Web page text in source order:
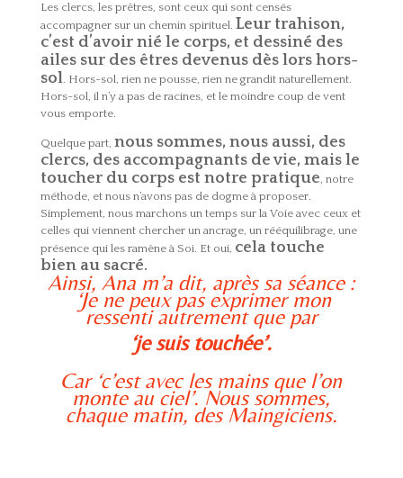
Les clercs, les prêtres, sont ceux qui sont censés
accompagner sur un chemin spirituel. Leur trahison,
c’est d’avoir nié le corps, et dessiné des
ailes sur des êtres devenus dès lors hors-
sol. Hors-sol, rien ne pousse, rien ne grandit naturellement.
Hors-sol, il n’y a pas de racines, et le moindre coup de vent
vous emporte.
Quelque part, nous sommes, nous aussi, des
clercs, des accompagnants de vie, mais le
toucher du corps est notre pratique, notre
méthode, et nous n’avons pas de dogme à proposer.
Simplement, nous marchons un temps sur la Voie avec ceux et
celles qui viennent chercher un ancrage, un rééquilibrage, une
présence qui les ramène à Soi. Et oui, cela touche
bien au sacré.
Ainsi, Ana m’a dit, après sa séance :
‘Je ne peux pas exprimer mon
ressenti autrement que par
‘je suis touchée’.
Car ‘c’est avec les mains que l’on
monte au ciel’. Nous sommes,
chaque matin, des Maingiciens.